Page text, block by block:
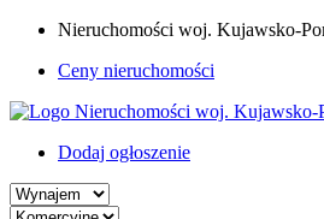
Nieruchomości woj. Kujawsko-
Ceny nieruchomości
Dodaj ogłoszenie